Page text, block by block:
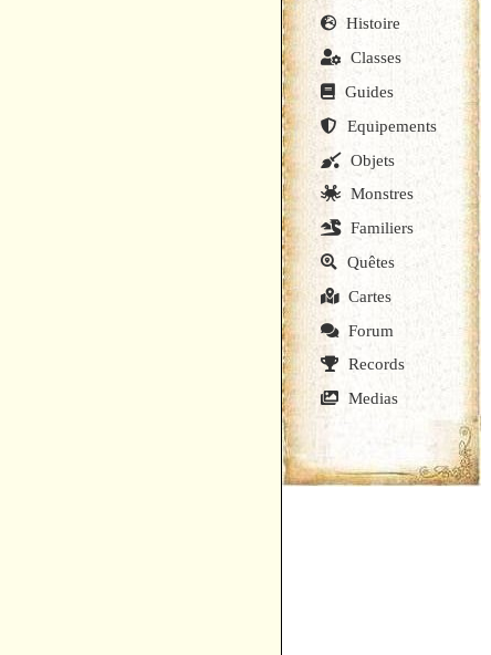
Histoire
Classes
Guides
Equipements
Objets
Monstres
Familiers
Quêtes
Cartes
Forum
Records
Medias